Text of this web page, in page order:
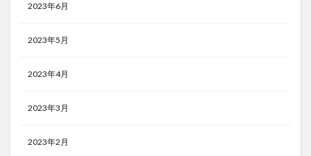
2023年6月
2023年5月
2023年4月
2023年3月
2023年2月